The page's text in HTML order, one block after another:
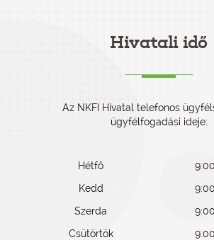
Hivatali idő
Az NKFI Hivatal telefonos
ügyfélfogadási ideje:
Hétfő
Kedd
Szerda
Csütörtök